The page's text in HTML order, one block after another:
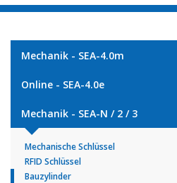
Mechanik - SEA-4.0m
Online - SEA-4.0e
Mechanik - SEA-N / 2 / 3
Mechanische Schlüssel
RFID Schlüssel
Bauzylinder